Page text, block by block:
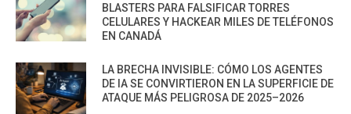
BLASTERS PARA FALSIFICAR TORRES
CELULARES Y HACKEAR MILES DE TELÉFONOS
EN CANADÁ
LA BRECHA INVISIBLE: CÓMO LOS AGENTES
DE IA SE CONVIRTIERON EN LA SUPERFICIE DE
ATAQUE MÁS PELIGROSA DE 2025–2026